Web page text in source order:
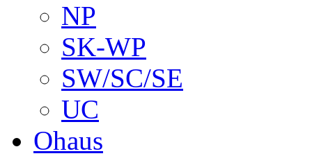
NP
SK-WP
SW/SC/SE
UC
Ohaus